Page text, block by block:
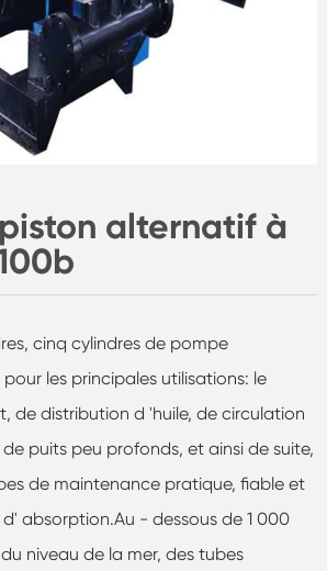
alternatif à
cinq cylindres de pompe
les principales utilisations: le
de distribution d 'huile, de circulation
puits peu profonds, et ainsi de suite,
de maintenance pratique, fiable et
absorption.Au - dessous de 1 000
niveau de la mer, des tubes